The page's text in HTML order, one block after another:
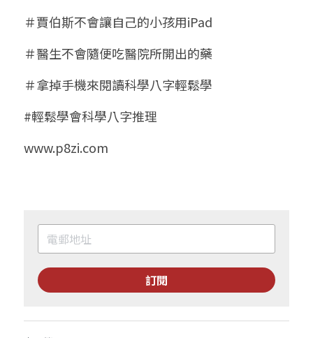
＃賈伯斯不會讓自己的小孩用iPad
＃醫生不會隨便吃醫院所開出的藥
＃拿掉手機來閱讀科學八字輕鬆學
#輕鬆學會科學八字推理
www.p8zi.com
訂閱